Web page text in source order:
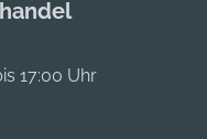
17:00 Uhr